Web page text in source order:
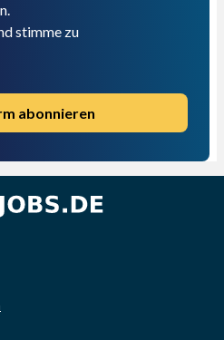
stimme zu
abonnieren